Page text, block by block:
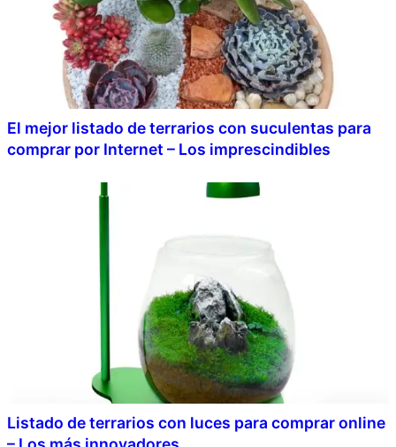
El mejor listado de terrarios con suculentas para
comprar por Internet – Los imprescindibles
Listado de terrarios con luces para comprar online